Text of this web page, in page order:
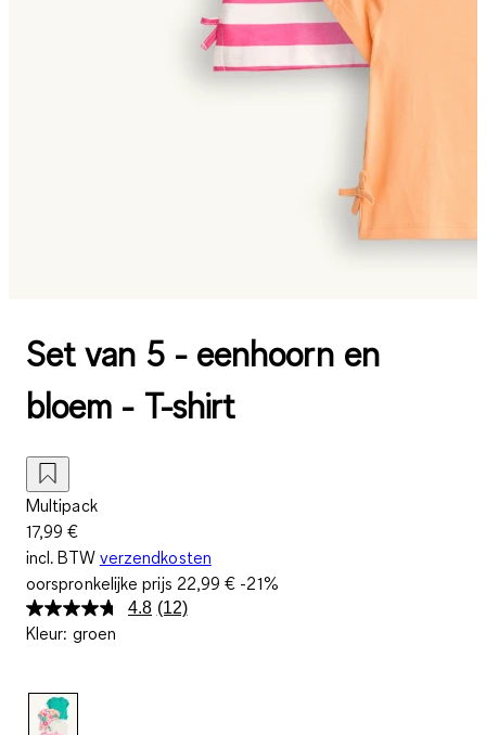
Set van 5 - eenhoorn en
bloem - T-shirt
Multipack
17,99 €
incl. BTW verzendkosten
oorspronkelijke prijs 22,99 € -21%
4.8 Lees
(12)
Kleur: groen